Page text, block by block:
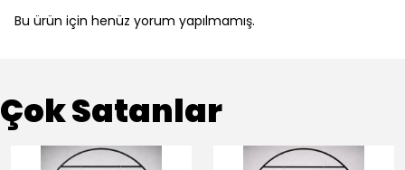
Bu ürün için henüz yorum yapılmamış.
Çok Satanlar